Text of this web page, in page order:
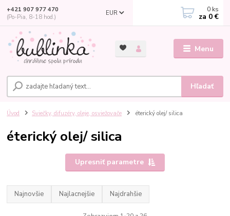
Menu
EUR
Hľadať
+421 907 977 470
(Po-Pia, 8-18 hod.)
0 ks
za 0 €
Úvod Sviečky, difuzéry, oleje, osviežovače éterický olej/ silica
éterický olej/ silica
Upresniť parametre
Najnovšie Najlacnejšie Najdrahšie